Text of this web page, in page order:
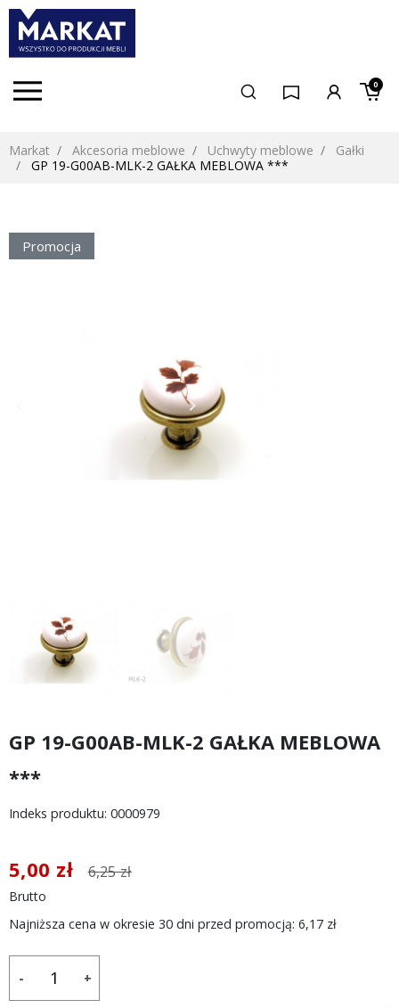
0
Markat Akcesoria meblowe Uchwyty meblowe
Gałki
GP 19-G00AB-MLK-2 GAŁKA MEBLOWA ***
Promocja
Następny
keyboard_arrow_right
GP 19-G00AB-MLK-2 GAŁKA MEBLOWA
***
Indeks produktu: 0000979
5,00 zł 6,25 zł
Brutto
Najniższa cena w okresie 30 dni przed promocją: 6,17 zł
- +